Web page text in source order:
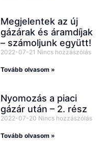
Megjelentek az új
gázárak és áramdíjak
– számoljunk együtt!
2022-07-21 Nincs hozzászólás
Tovább olvasom »
Nyomozás a piaci
gázár után – 2. rész
2022-07-20 Nincs hozzászólás
Tovább olvasom »